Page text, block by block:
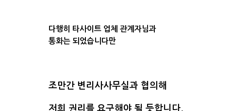
다행히 타사이트 업체 관계자님과
통화는 되었습니다만
조만간 변리사사무실과 협의해
저희 권리를 요구해야 될 듯합니다.